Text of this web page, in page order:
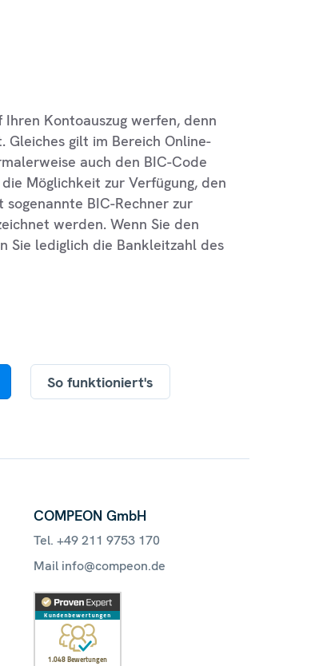
Kontoauszug werfen, denn
gilt im Bereich Online-
auch den BIC-Code
Möglichkeit zur Verfügung, den
BIC-Rechner zur
werden. Wenn Sie den
Sie lediglich die Bankleitzahl des
So funktioniert's
COMPEON GmbH
Tel. +49 211 9753 170
Mail info@compeon.de